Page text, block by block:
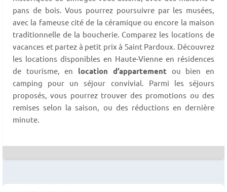
pans de bois. Vous pourrez poursuivre par les musées,
avec la fameuse cité de la céramique ou encore la maison
traditionnelle de la boucherie. Comparez les locations de
vacances et partez à petit prix à Saint Pardoux. Découvrez
les locations disponibles en Haute-Vienne en résidences
de tourisme, en location d’appartement ou bien en
camping pour un séjour convivial. Parmi les séjours
proposés, vous pourrez trouver des promotions ou des
remises selon la saison, ou des réductions en dernière
minute.